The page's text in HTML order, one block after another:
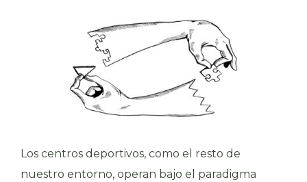
Los centros deportivos, como el resto de
nuestro entorno, operan bajo el paradigma